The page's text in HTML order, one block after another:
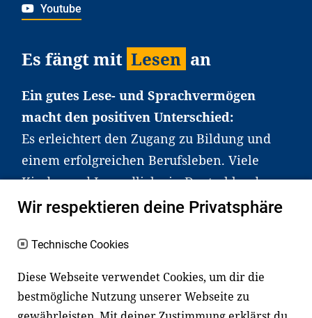
Youtube
Es fängt mit Lesen an
Ein gutes Lese- und Sprachvermögen
macht den positiven Unterschied:
Es erleichtert den Zugang zu Bildung und
einem erfolgreichen Berufsleben. Viele
Kinder und Jugendliche in Deutschland
haben aber große Schwierigkeiten dabei.
an Familien sowie an Erzieher*innen,
Lehrer*innen und andere
Fachexpert*innen. Dafür arbeiten wir eng
mit Ministerien, wissenschaftlichen
Wir respektieren deine Privatsphäre
Technische Cookies
Diese Webseite verwendet Cookies, um dir die
bestmögliche Nutzung unserer Webseite zu